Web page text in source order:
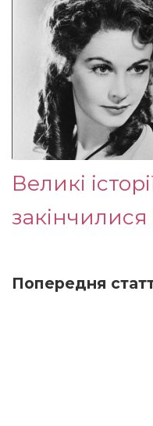
Великі
Попередня